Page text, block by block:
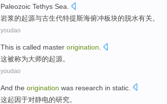
Paleozoic Tethys Sea
岩浆的起源与古生代特提斯海俯冲板块的脱水有关。
youdao
This is called master origination
这被称为大师的起源。
youdao
And the origination was research in static
这起因于对静电的研究。